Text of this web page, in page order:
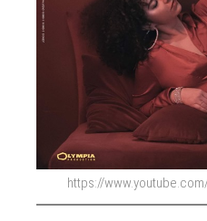
https://